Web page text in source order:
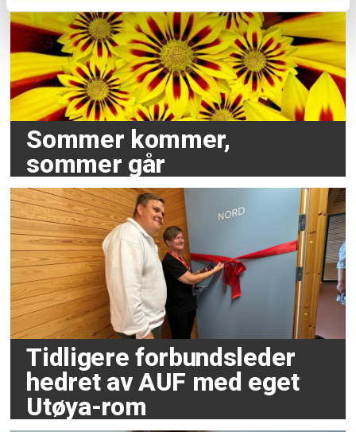
Sommer kommer,
sommer går
Tidligere forbundsleder
hedret av AUF med eget
Utøya-rom